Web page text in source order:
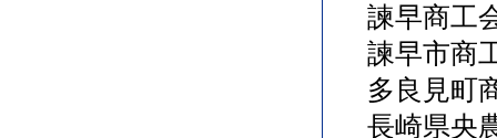
諫早商
諫早市
多良見
長崎県央